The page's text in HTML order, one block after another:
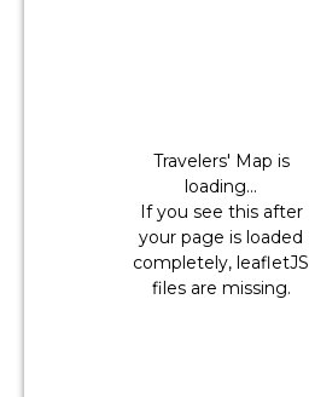
Travelers' Map is
loading...
If you see this after
your page is loaded
completely, leafletJS
files are missing.